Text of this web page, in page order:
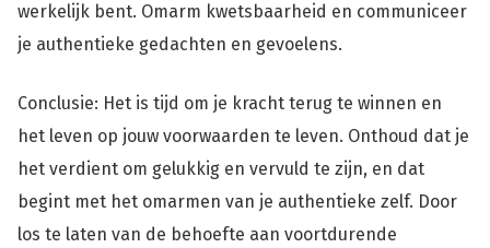
werkelijk bent. Omarm kwetsbaarheid en communiceer
je authentieke gedachten en gevoelens.
Conclusie: Het is tijd om je kracht terug te winnen en
het leven op jouw voorwaarden te leven. Onthoud dat je
het verdient om gelukkig en vervuld te zijn, en dat
begint met het omarmen van je authentieke zelf. Door
los te laten van de behoefte aan voortdurende